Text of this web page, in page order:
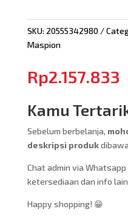
SKU: 20555342980
Maspion
Rp2.157.833
Kamu
Sebelum berbelanja,
deskripsi produk
Chat admin via
ketersediaan dan info
Happy shopping! 😁